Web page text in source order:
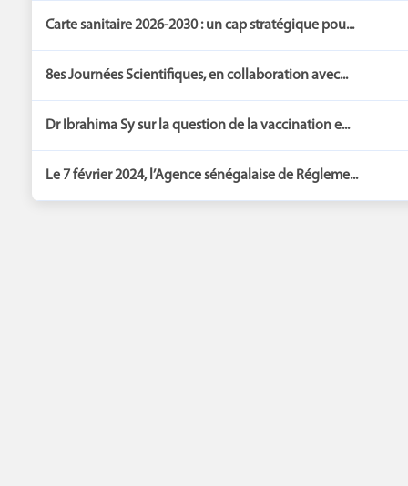
Carte sanitaire 2026-2030 : un cap stratégique pou...
8es Journées Scientifiques, en collaboration avec...
Dr Ibrahima Sy sur la question de la vaccination e...
Le 7 février 2024, l’Agence sénégalaise de Régleme...